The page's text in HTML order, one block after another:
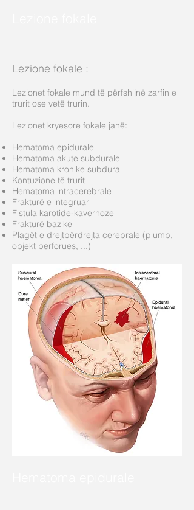
Lezione fokale :
Lezionet fokale mund të përfshijnë zarfin e
trurit ose vetë trurin.
Lezionet kryesore fokale janë:
Hematoma epidurale
Hematoma akute subdurale
Hematoma kronike subdural
Kontuzione të trurit
Hematoma intracerebrale
Frakturë e integruar
Fistula karotide-kavernoze
Frakturë bazike
Plagët e drejtpërdrejta cerebrale (plumb,
objekt perforues, ...)